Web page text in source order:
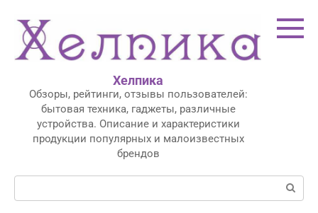
контенту
Хелпика
Обзоры, рейтинги, отзывы пользователей:
бытовая техника, гаджеты, различные
устройства. Описание и характеристики
продукции популярных и малоизвестных
брендов
Поиск: